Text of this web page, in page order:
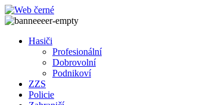
Přejít
k
Hasiči
Profesionální
Dobrovolní
Podnikoví
ZZS
Policie